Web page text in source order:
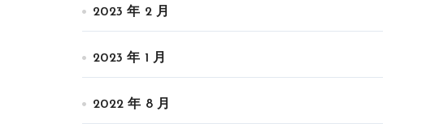
2023 年 2 月
2023 年 1 月
2022 年 8 月